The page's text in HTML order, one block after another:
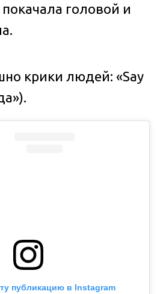
головой и
крики людей: «Say
публикацию в Instagram